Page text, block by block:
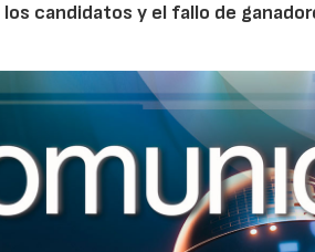
los candidatos y el fallo de